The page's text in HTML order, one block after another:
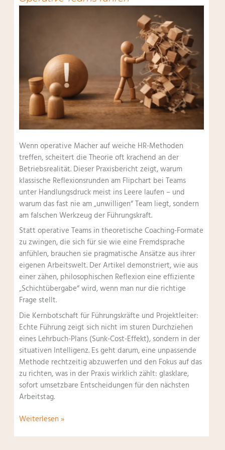
Wenn operative Macher auf weiche HR-Methoden
treffen, scheitert die Theorie oft krachend an der
Betriebsrealität. Dieser Praxisbericht zeigt, warum
klassische Reflexionsrunden am Flipchart bei Teams
unter Handlungsdruck meist ins Leere laufen – und
warum das fast nie am „unwilligen“ Team liegt, sondern
am falschen Werkzeug der Führungskraft.
Statt operative Teams in theoretische Coaching-Formate
zu zwingen, die sich für sie wie eine Fremdsprache
anfühlen, brauchen sie pragmatische Ansätze aus ihrer
eigenen Arbeitswelt. Der Artikel demonstriert, wie aus
einer zähen, philosophischen Reflexion eine effiziente
„Schichtübergabe“ wird, wenn man nur die richtige
Frage stellt.
Die Kernbotschaft für Führungskräfte und Projektleiter:
Echte Führung zeigt sich nicht im sturen Durchziehen
eines Lehrbuch-Plans (Sunk-Cost-Effekt), sondern in der
situativen Intelligenz. Es geht darum, eine unpassende
Methode rechtzeitig abzuwerfen und den Fokus auf das
zu richten, was in der Praxis wirklich zählt: glasklare,
sofort umsetzbare Entscheidungen für den nächsten
Arbeitstag.
Operative
Weiterlesen »